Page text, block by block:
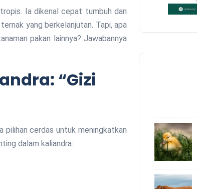
Ia dikenal cepat tumbuh dan
yang berkelanjutan. Tapi, apa
pakan lainnya? Jawabannya
“Gizi
pilihan cerdas untuk meningkatkan
dalam kaliandra: